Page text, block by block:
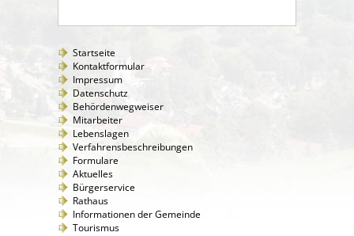
Startseite
Kontaktformular
Impressum
Datenschutz
Behördenwegweiser
Mitarbeiter
Lebenslagen
Verfahrensbeschreibungen
Formulare
Aktuelles
Bürgerservice
Rathaus
Informationen der Gemeinde
Tourismus